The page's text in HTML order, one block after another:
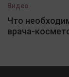
Видео
Что
врача-